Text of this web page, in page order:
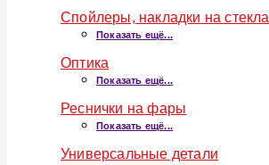
Спойлеры, накладки на стекла
Показать ещё...
Оптика
Показать ещё...
Реснички на фары
Показать ещё...
Универсальные детали